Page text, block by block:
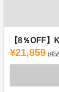
【8％OFF
¥21,859 (税